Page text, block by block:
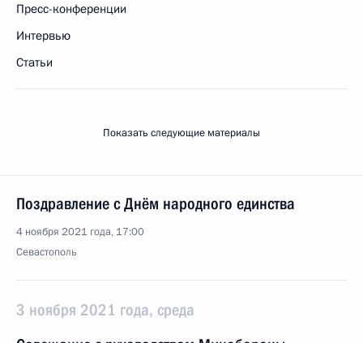
Пресс-конференции
Интервью
Статьи
Показать следующие материалы
Поздравление с Днём народного единства
4 ноября 2021 года, 17:00
Севастополь
3 ноября 2021 года, среда